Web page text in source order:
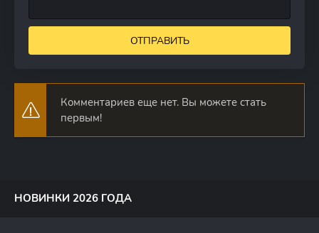
ОТПРАВИТЬ
Комментариев еще нет. Вы можете стать
первым!
НОВИНКИ 2026 ГОДА